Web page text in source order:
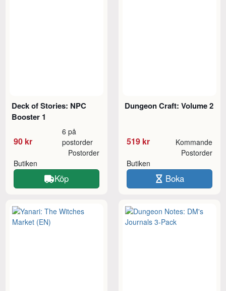
Deck of Stories: NPC
Booster 1
90 kr
6 på
postorder
Butiken
Postorder
Köp
Dungeon Craft: Volume 2
519 kr Kommande
Butiken
Postorder
Boka